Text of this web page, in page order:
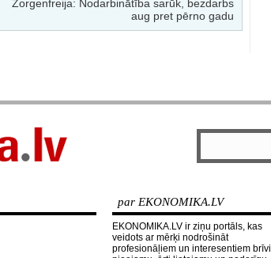
Zorgenfreija: Nodarbinātība sarūk, bezdarbs
aug pret pērno gadu
par EKONOMIKA.LV
EKONOMIKA.LV ir ziņu portāls, kas
veidots ar mērķi nodrošināt
profesionāļiem un interesentiem brīvi